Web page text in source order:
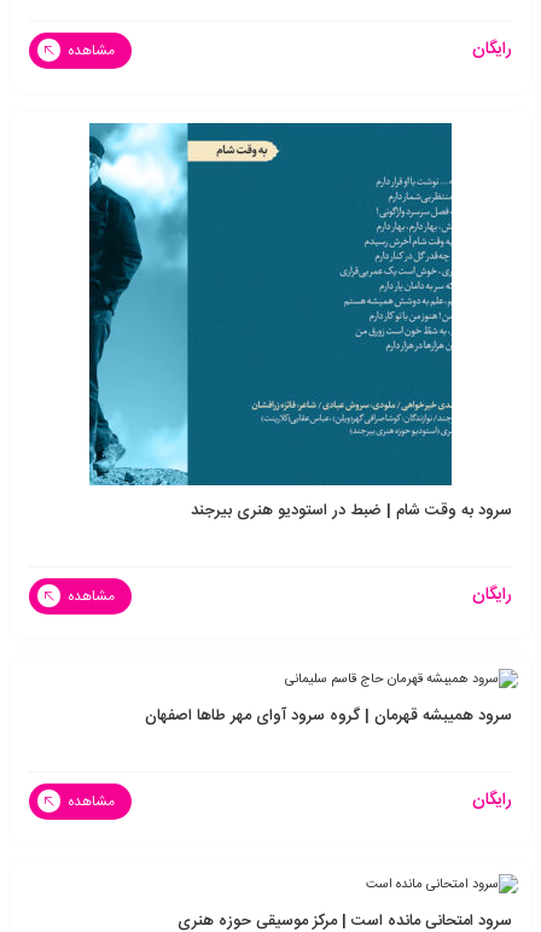
رایگان مشاهده
سرود به وقت شام | ضبط در استودیو هنری بیرجند
رایگان مشاهده
سرود همیبشه قهرمان | گروه سرود آوای مهر طاها اصفهان
رایگان مشاهده
سرود امتحانی مانده است | مرکز موسیقی حوزه هنری